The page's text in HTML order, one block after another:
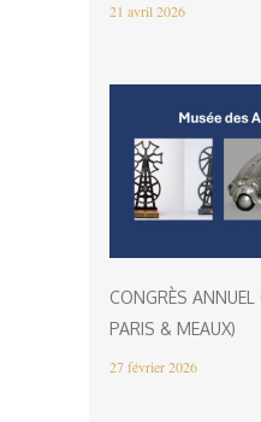
21 avril 2026
CONGRÈS
PARIS & MEAUX)
27 février 2026